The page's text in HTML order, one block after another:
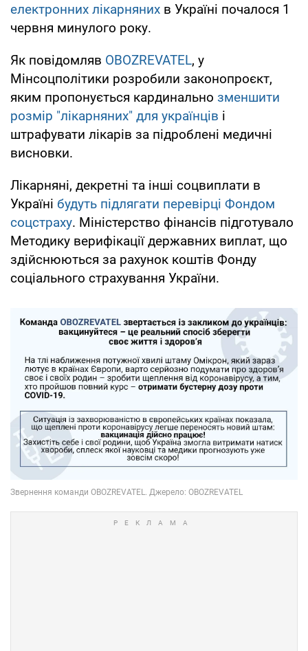
електронних лікарняних в Україні почалося 1
червня минулого року.
Як повідомляв OBOZREVATEL, у
Мінсоцполітики розробили законопроєкт,
яким пропонується кардинально зменшити
розмір "лікарняних" для українців і
штрафувати лікарів за підроблені медичні
висновки.
Лікарняні, декретні та інші соцвиплати в
Україні будуть підлягати перевірці Фондом
соцстраху. Міністерство фінансів підготувало
Методику верифікації державних виплат, що
здійснюються за рахунок коштів Фонду
соціального страхування України.